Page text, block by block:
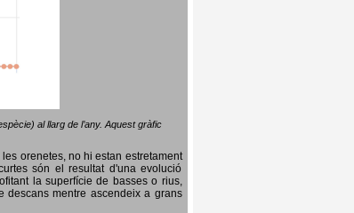
al llarg de l’any. Aquest gràfic
orenetes, no hi estan estretament
són el resultat d'una evolució
la superfície de basses o rius,
mentre ascendeix a grans